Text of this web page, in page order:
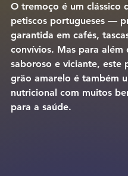
O tremoço é um clássico
petiscos portugueses —
garantida em cafés,
convívios. Mas para além
saboroso e viciante, este
grão amarelo é também
nutricional com muitos
para a saúde.